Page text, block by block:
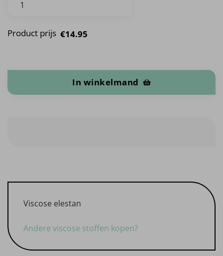
Product prijs €14.95
In winkelmand
Viscose elestan
Andere viscose stoffen kopen?